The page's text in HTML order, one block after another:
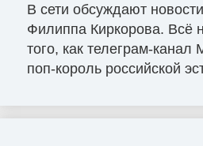
В сети обсуждают
Филиппа Киркорова. Всё
того, как телеграм-канал
поп-король российской